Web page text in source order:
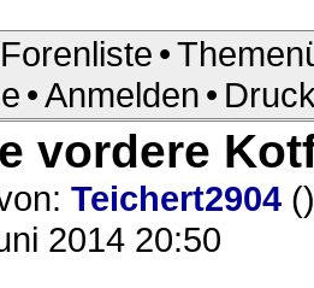
Forenliste •
•Anmelden •
vordere
Teichert2904 ()
2014 20:50